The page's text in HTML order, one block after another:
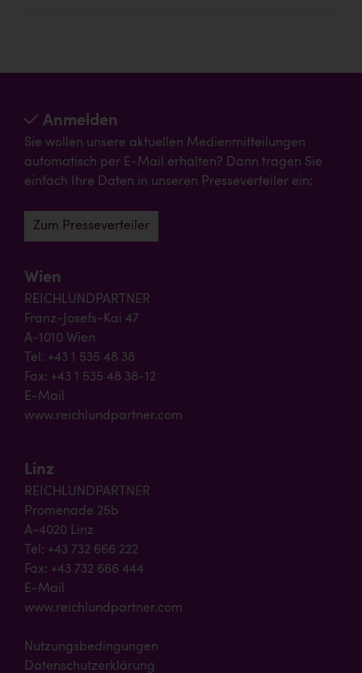
Anmelden
Sie wollen unsere aktuellen Medienmitteilungen
automatisch per E-Mail erhalten? Dann tragen Sie
einfach Ihre Daten in unseren Presseverteiler ein:
Zum Presseverteiler
Wien
REICHLUNDPARTNER
Franz-Josefs-Kai 47
A-1010 Wien
Tel: +43 1 535 48 38
Fax: +43 1 535 48 38-12
E-Mail
www.reichlundpartner.com
Linz
REICHLUNDPARTNER
Promenade 25b
A-4020 Linz
Tel: +43 732 666 222
Fax: +43 732 666 444
E-Mail
www.reichlundpartner.com
Nutzungsbedingungen
Datenschutzerklärung